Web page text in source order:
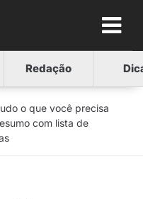
Redação
o que você precisa
com lista de